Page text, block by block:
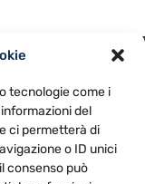
tecnologie come i
del
ci permetterà di
o ID unici
consenso può
PREFERENZE
(PT)